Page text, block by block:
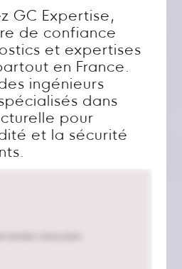
GC Expertise,
de confiance
et expertises
en France.
ingénieurs
dans
pour
et la sécurité